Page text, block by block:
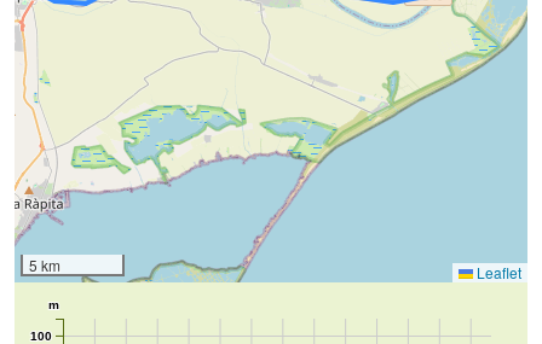
5 km Leaflet
100
m